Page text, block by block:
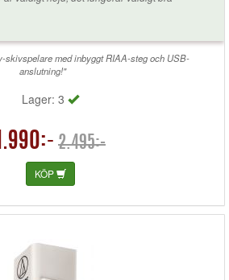
skivspelare med inbyggt RIAA-steg och USB-
anslutning!"
Lager: 3
1.990:- 2.495:-
KÖP